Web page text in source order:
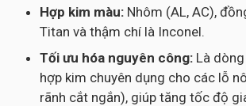
Hợp kim màu: Nhôm (AL, AC),
Titan và thậm chí là Inconel.
Tối ưu hóa nguyên công: Là
hợp kim chuyên dụng cho các lỗ
rãnh cắt ngắn), giúp tăng tốc độ